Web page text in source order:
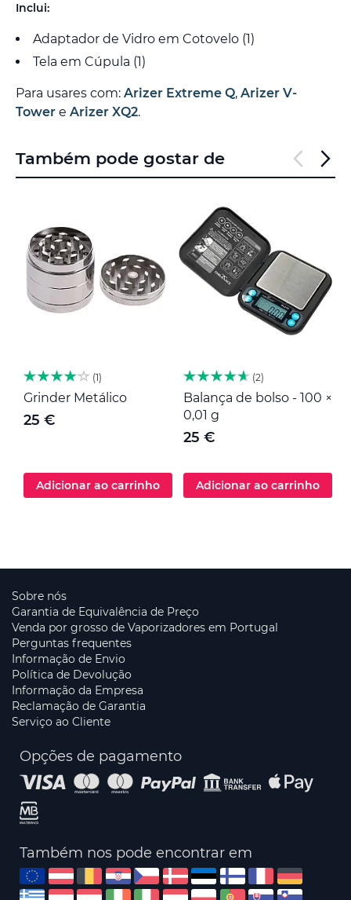
Inclui:
Adaptador de Vidro em Cotovelo (1)
Tela em Cúpula (1)
Para usares com: Arizer Extreme Q, Arizer V-
Tower e Arizer XQ2.
Também pode gostar de
1
Grinder Metálico
25 €
Adicionar ao carrinho
2
Balança de bolso - 100 ×
0,01 g
25 €
Adicionar ao carrinho
Sobre nós
Garantia de Equivalência de Preço
Venda por grosso de Vaporizadores em Portugal
Perguntas frequentes
Informação de Envio
Política de Devolução
Informação da Empresa
Reclamação de Garantia
Serviço ao Cliente
Opções de pagamento
Também nos pode encontrar em